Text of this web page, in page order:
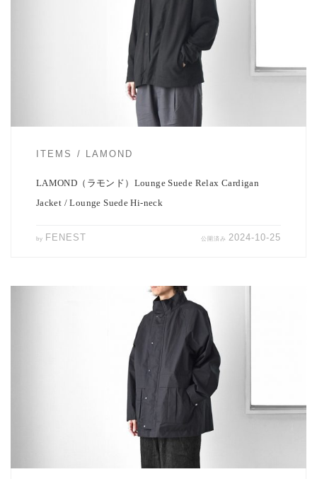
LAMONDより新作カーディガンジャケットと 定番ハイネックプル
オーバーの到着。 どち […]
ITEMS LAMOND
LAMOND（ラモンド）Lounge Suede Relax Cardigan
Jacket / Lounge Suede Hi-neck
by FENEST 公開済み 2024-10-25
EEL Productsよりスタンドカラーハーフコート「CAROL COAT」の